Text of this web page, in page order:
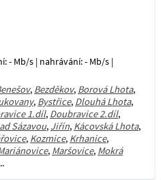
- Mb/s | nahrávání: - Mb/s |
, Bezděkov, Borová Lhota,
, Bystřice, Dlouhá Lhota,
1.díl, Doubravice 2.díl,
Sázavou, Jiřín, Kácovská Lhota,
, Kozmice, Krhanice,
, Maršovice, Mokrá